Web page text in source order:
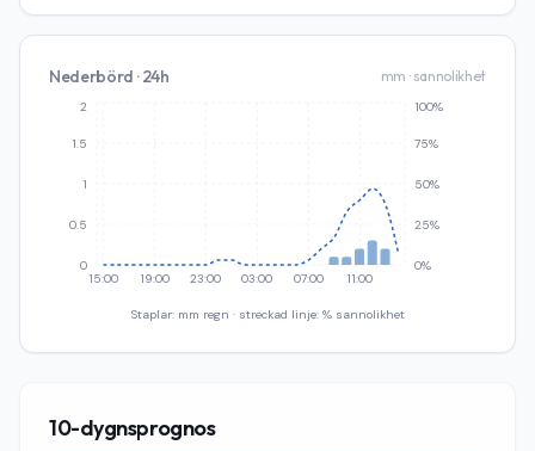
Nederbörd · 24h mm · sannolikhet
15:00 19:00 23:00 03:00 07:00 11:00
0
0.5
1
1.5
2
0%
25%
50%
75%
100%
Staplar: mm regn · streckad linje: % sannolikhet
10-dygnsprognos